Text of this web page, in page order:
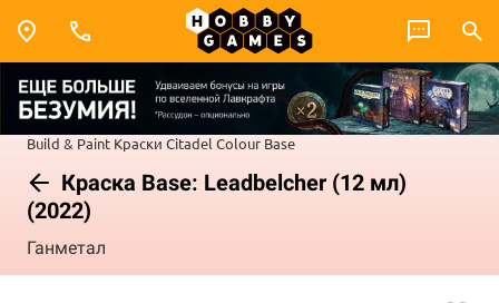
Build & Paint Краски Citadel Colour Base
Краска Base: Leadbelcher (12 мл)
(2022)
Ганметал